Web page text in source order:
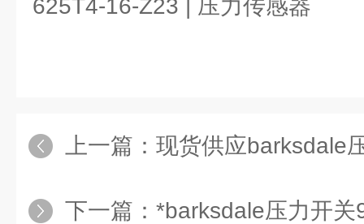
625T4-16-Z23 | 压力传感器
上一篇： 现货供应barksdale压力
下一篇： *barksdale压力开